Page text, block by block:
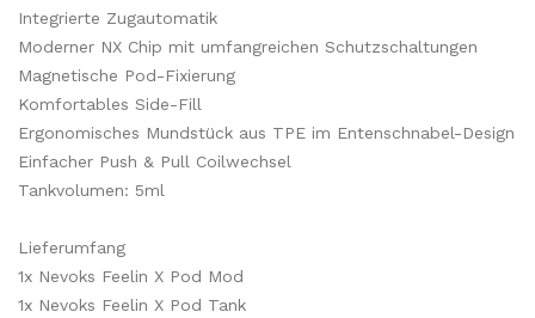
Integrierte Zugautomatik
Moderner NX Chip mit umfangreichen Schutzschaltungen
Magnetische Pod-Fixierung
Komfortables Side-Fill
Ergonomisches Mundstück aus TPE im Entenschnabel-Design
Einfacher Push & Pull Coilwechsel
Tankvolumen: 5ml
Lieferumfang
1x Nevoks Feelin X Pod Mod
1x Nevoks Feelin X Pod Tank